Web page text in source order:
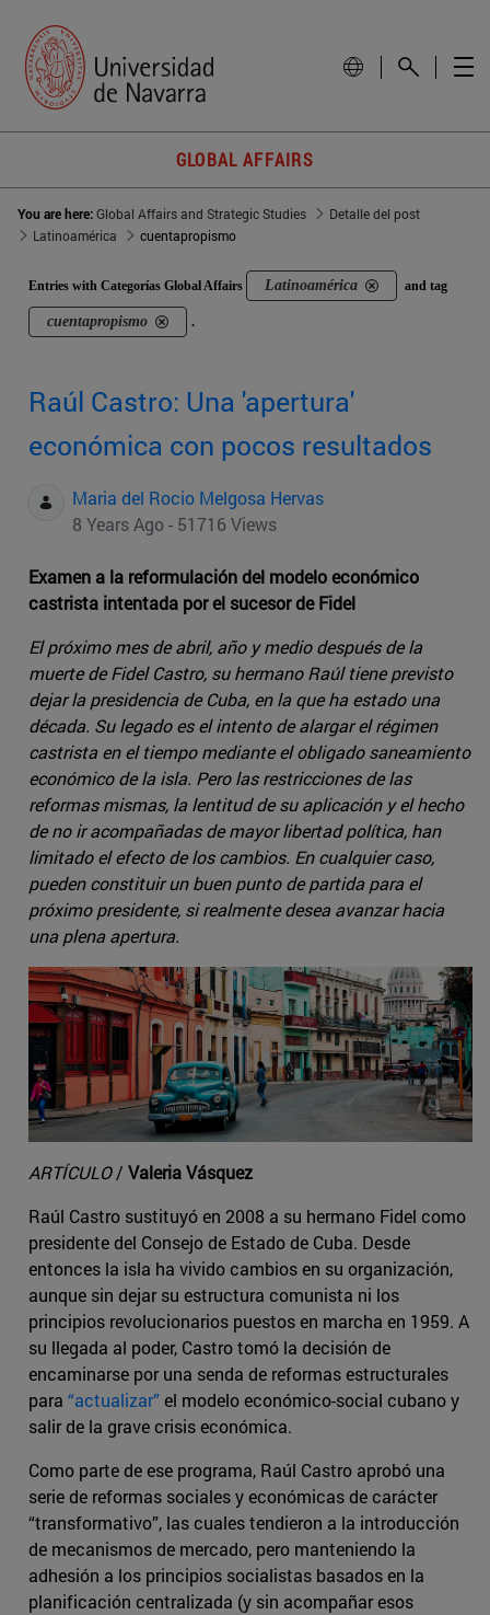
GLOBAL AFFAIRS
You are here:Global Affairs and Strategic Studies
Detalle del post
Latinoamérica
cuentapropismo
Entries with Categorías Global Affairs Latinoamérica and tag
cuentapropismo .
Raúl Castro: Una 'apertura'
económica con pocos resultados
Maria del Rocio Melgosa Hervas
8 Years Ago - 51716 Views
Examen a la reformulación del modelo económico
castrista intentada por el sucesor de Fidel
El próximo mes de abril, año y medio después de la
muerte de Fidel Castro, su hermano Raúl tiene previsto
dejar la presidencia de Cuba, en la que ha estado una
década. Su legado es el intento de alargar el régimen
castrista en el tiempo mediante el obligado saneamiento
económico de la isla. Pero las restricciones de las
reformas mismas, la lentitud de su aplicación y el hecho
de no ir acompañadas de mayor libertad política, han
limitado el efecto de los cambios. En cualquier caso,
pueden constituir un buen punto de partida para el
próximo presidente, si realmente desea avanzar hacia
una plena apertura.
ARTÍCULO/ Valeria Vásquez
Raúl Castro sustituyó en 2008 a su hermano Fidel como
presidente del Consejo de Estado de Cuba. Desde
entonces la isla ha vivido cambios en su organización,
aunque sin dejar su estructura comunista ni los
principios revolucionarios puestos en marcha en 1959. A
su llegada al poder, Castro tomó la decisión de
encaminarse por una senda de reformas estructurales
para “actualizar”el modelo económico-social cubano y
salir de la grave crisis económica.
Como parte de ese programa, Raúl Castro aprobó una
serie de reformas sociales y económicas de carácter
“transformativo”, las cuales tendieron a la introducción
de mecanismos de mercado, pero manteniendo la
adhesión a los principios socialistas basados en la
planificación centralizada (y sin acompañar esos